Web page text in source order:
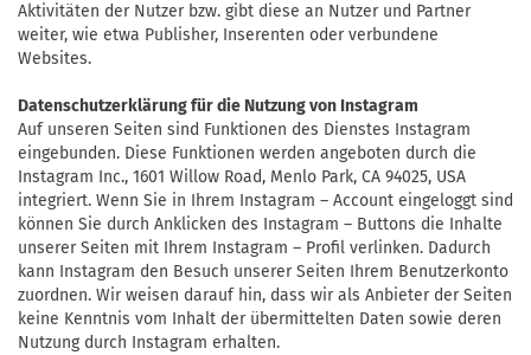
Aktivitäten der Nutzer bzw. gibt diese an Nutzer und Partner
weiter, wie etwa Publisher, Inserenten oder verbundene
Websites.
Datenschutzerklärung für die Nutzung von Instagram
Auf unseren Seiten sind Funktionen des Dienstes Instagram
eingebunden. Diese Funktionen werden angeboten durch die
Instagram Inc., 1601 Willow Road, Menlo Park, CA 94025, USA
integriert. Wenn Sie in Ihrem Instagram – Account eingeloggt sind
können Sie durch Anklicken des Instagram – Buttons die Inhalte
unserer Seiten mit Ihrem Instagram – Profil verlinken. Dadurch
kann Instagram den Besuch unserer Seiten Ihrem Benutzerkonto
zuordnen. Wir weisen darauf hin, dass wir als Anbieter der Seiten
keine Kenntnis vom Inhalt der übermittelten Daten sowie deren
Nutzung durch Instagram erhalten.